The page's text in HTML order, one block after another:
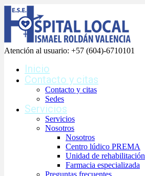
Atención al usuario: +57 (604)-6710101
Inicio
Contacto y citas
Contacto y citas
Sedes
Servicios
Servicios
Nosotros
Nosotros
Centro lúdico PREMA
Unidad de rehabilitación
Farmacia especializada
Preguntas frecuentes